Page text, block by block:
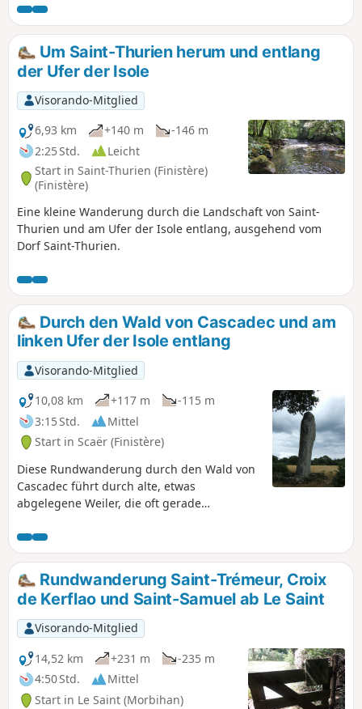
Faouët fließt der Ellé durch ein recht enges, bewaldetes Tal
mit Felsen an den Seiten und im Flussbett. Oben, entlang
des Tals, liegen malerische Weiler und vor allem die Kapelle
Sainte-Barbe.
Um Saint-Thurien herum und entlang
der Ufer der Isole
Visorando-Mitglied
6,93 km
+140 m
-146 m
2:25 Std.
Leicht
Start in Saint-Thurien (Finistère)
(Finistère)
Eine kleine Wanderung durch die Landschaft von Saint-
Thurien und am Ufer der Isole entlang, ausgehend vom
Dorf Saint-Thurien.
Durch den Wald von Cascadec und am
linken Ufer der Isole entlang
Visorando-Mitglied
10,08 km
+117 m
-115 m
3:15 Std.
Mittel
Start in Scaër (Finistère)
Diese Rundwanderung durch den Wald von
Cascadec führt durch alte, etwas
abgelegene Weiler, die oft gerade
linken Ufer des Flusses Isole mit seinen
Granitfelsen zurück. Entdecken Sie alte
Brotbacköfen, den imposanten Menhir Saint-
Jean sowie die gleichnamige Kapelle und die
ehemaligen Bolloré-Papierfabriken, einen
der beiden Produktionsorte des berühmten
Zigarettenpapiers „OCB“. Anmerkung: Die
Kapelle wurde 2020 abgerissen.
Rundwanderung Saint-Trémeur, Croix
de Kerflao und Saint-Samuel ab Le Saint
Visorando-Mitglied
14,52 km
+231 m
-235 m
4:50 Std.
Mittel
Start in Le Saint (Morbihan)